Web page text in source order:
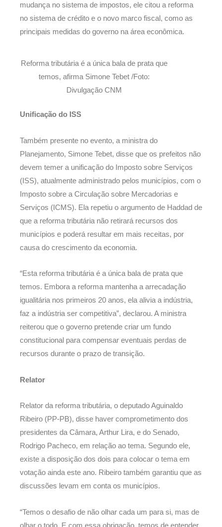
mudança no sistema de impostos, ele citou a reforma
no sistema de crédito e o novo marco fiscal, como as
principais medidas do governo na área econômica.
Reforma tributária é a única bala de prata que
temos, afirma Simone Tebet /Foto:
Divulgação CNM
Unificação do ISS
Também presente no evento, a ministra do
Planejamento, Simone Tebet, disse que os prefeitos não
devem temer a unificação do Imposto sobre Serviços
(ISS), atualmente administrado pelos municípios, com o
Imposto sobre a Circulação sobre Mercadorias e
Serviços (ICMS). Ela repetiu o argumento de Haddad de
que a reforma tributária não retirará recursos dos
municípios e poderá resultar em mais receitas, por
causa do crescimento da economia.
“Esta reforma tributária é a única bala de prata que
temos. Embora a reforma mantenha a arrecadação
igualitária nos primeiros 20 anos, ela alivia a indústria,
faz a indústria ser competitiva”, declarou. A ministra
reiterou que o governo pretende criar um fundo
constitucional para compensar eventuais perdas de
recursos durante o prazo de transição.
Relator
Relator da reforma tributária, o deputado Aguinaldo
Ribeiro (PP-PB), disse haver comprometimento dos
presidentes da Câmara, Arthur Lira, e do Senado,
Rodrigo Pacheco, em relação ao tema. Segundo ele,
existe a disposição dos dois para colocar o tema em
votação ainda este ano. Ribeiro também garantiu que as
discussões levam em conta os municípios.
“Temos o desafio de não olhar cada um para si, mas de
olhar o todo. E com essa obrigação, temos de entender